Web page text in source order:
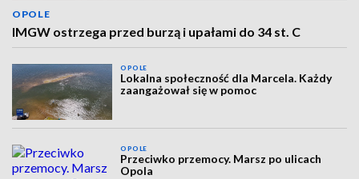
OPOLE
IMGW ostrzega przed burzą i upałami do 34 st. C
OPOLE
Lokalna społeczność dla Marcela. Każdy
zaangażował się w pomoc
OPOLE
Przeciwko przemocy. Marsz po ulicach
Opola